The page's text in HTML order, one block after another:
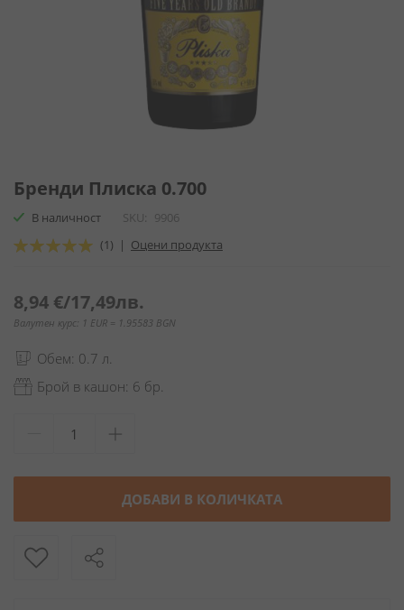
към
началото
на
галерия
със
Бренди Плиска 0.700
В наличност SKU
9906
Оценка:
(1) | Оцени продукта
8,94 €/17,49лв.
Валутен курс: 1 EUR = 1.95583 BGN
Обем: 0.7 л.
Брой в кашон: 6 бр.
ДОБАВИ В КОЛИЧКАТА